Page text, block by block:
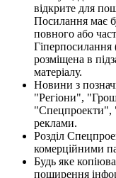
відкрите для
Посилання має
повного або
Гіперпосилання
розміщена в
матеріалу.
Новини з
"Регіони",
"Спецпроекти",
реклами.
Розділ
комерційними
Будь яке
поширення